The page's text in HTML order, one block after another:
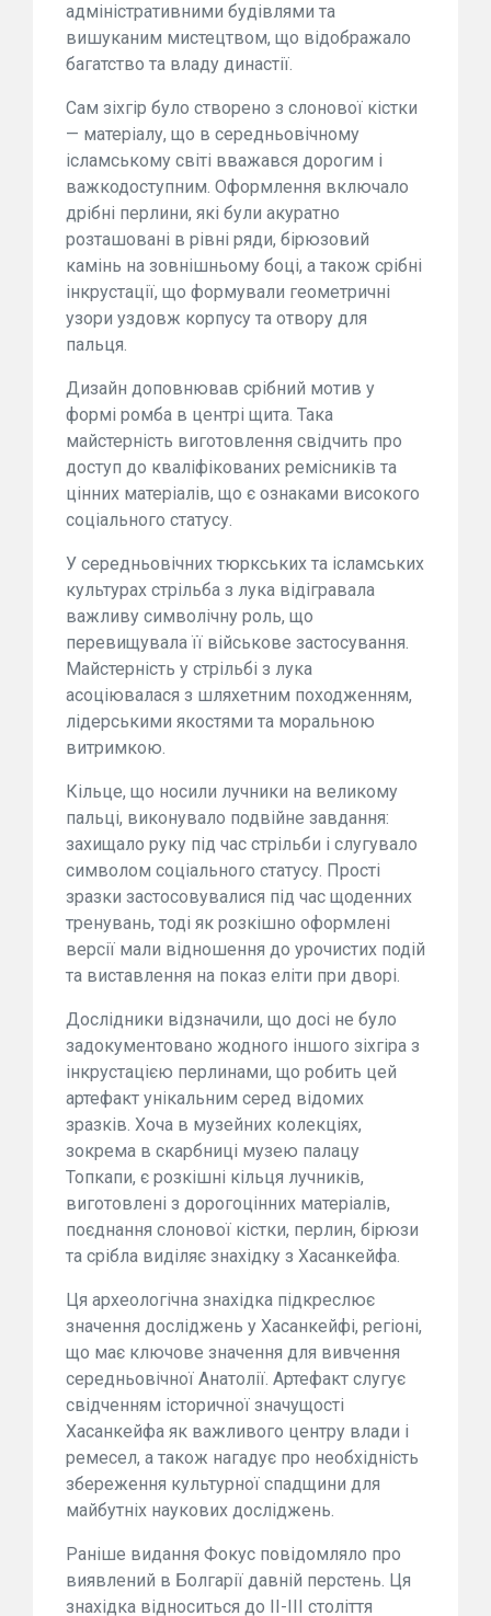
адміністративними будівлями та
вишуканим мистецтвом, що відображало
багатство та владу династії.
Сам зіхгір було створено з слонової кістки
— матеріалу, що в середньовічному
ісламському світі вважався дорогим і
важкодоступним. Оформлення включало
дрібні перлини, які були акуратно
розташовані в рівні ряди, бірюзовий
камінь на зовнішньому боці, а також срібні
інкрустації, що формували геометричні
узори уздовж корпусу та отвору для
пальця.
Дизайн доповнював срібний мотив у
формі ромба в центрі щита. Така
майстерність виготовлення свідчить про
доступ до кваліфікованих ремісників та
цінних матеріалів, що є ознаками високого
соціального статусу.
У середньовічних тюркських та ісламських
культурах стрільба з лука відігравала
важливу символічну роль, що
перевищувала її військове застосування.
Майстерність у стрільбі з лука
асоціювалася з шляхетним походженням,
лідерськими якостями та моральною
витримкою.
Кільце, що носили лучники на великому
пальці, виконувало подвійне завдання:
захищало руку під час стрільби і слугувало
символом соціального статусу. Прості
зразки застосовувалися під час щоденних
тренувань, тоді як розкішно оформлені
версії мали відношення до урочистих подій
та виставлення на показ еліти при дворі.
Дослідники відзначили, що досі не було
задокументовано жодного іншого зіхгіра з
інкрустацією перлинами, що робить цей
артефакт унікальним серед відомих
зразків. Хоча в музейних колекціях,
зокрема в скарбниці музею палацу
Топкапи, є розкішні кільця лучників,
виготовлені з дорогоцінних матеріалів,
поєднання слонової кістки, перлин, бірюзи
та срібла виділяє знахідку з Хасанкейфа.
Ця археологічна знахідка підкреслює
значення досліджень у Хасанкейфі, регіоні,
що має ключове значення для вивчення
середньовічної Анатолії. Артефакт слугує
свідченням історичної значущості
Хасанкейфа як важливого центру влади і
ремесел, а також нагадує про необхідність
збереження культурної спадщини для
майбутніх наукових досліджень.
Раніше видання Фокус повідомляло про
виявлений в Болгарії давній перстень. Ця
знахідка відноситься до II-III століття